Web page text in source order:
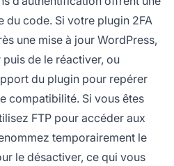
du code. Si votre plugin 2FA
une mise à jour WordPress,
de le réactiver, ou
du plugin pour repérer
compatibilité. Si vous êtes
FTP pour accéder aux
temporairement le
le désactiver, ce qui vous